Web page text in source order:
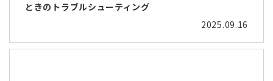
ときのトラブルシューティング
2025.09.16